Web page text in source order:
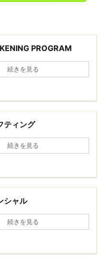
PROGRAM
続きを見る
ティング
続きを見る
シャル
続きを見る